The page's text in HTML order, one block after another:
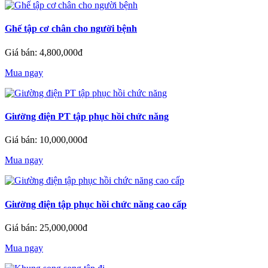
Ghế tập cơ chân cho người bệnh
Giá bán: 4,800,000đ
Mua ngay
Giường điện PT tập phục hồi chức năng
Giá bán: 10,000,000đ
Mua ngay
Giường điện tập phục hồi chức năng cao cấp
Giá bán: 25,000,000đ
Mua ngay